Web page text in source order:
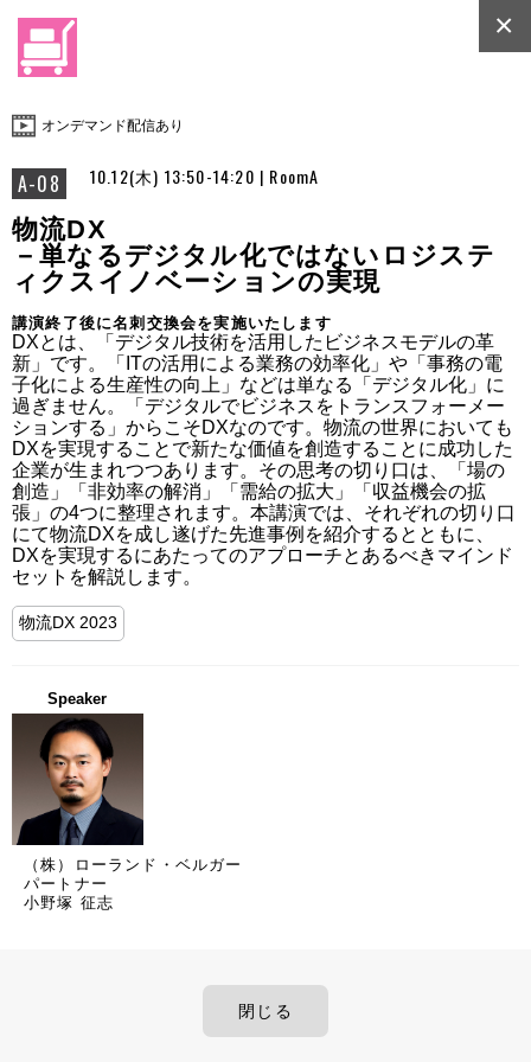
オンデマンド配信あり
A-08 10.12(木) 13:50-14:20 | RoomA
×
物流DX
－単なるデジタル化ではないロジステ
ィクスイノベーションの実現
講演終了後に名刺交換会を実施いたします
DXとは、「デジタル技術を活用したビジネスモデルの革
新」です。「ITの活用による業務の効率化」や「事務の電
子化による生産性の向上」などは単なる「デジタル化」に
過ぎません。「デジタルでビジネスをトランスフォーメー
ションする」からこそDXなのです。物流の世界においても
DXを実現することで新たな価値を創造することに成功した
企業が生まれつつあります。その思考の切り口は、「場の
創造」「非効率の解消」「需給の拡大」「収益機会の拡
張」の4つに整理されます。本講演では、それぞれの切り口
にて物流DXを成し遂げた先進事例を紹介するとともに、
DXを実現するにあたってのアプローチとあるべきマインド
セットを解説します。
物流DX 2023
Speaker
（株）ローランド・ベルガー
パートナー
小野塚 征志
閉じる